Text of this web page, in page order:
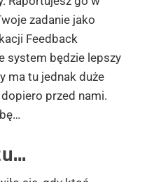
zadanie jako
Feedback
system będzie lepszy
ma tu jednak duże
przed nami.